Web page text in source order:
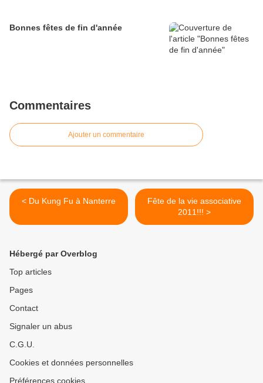
Bonnes fêtes de fin d'année
Commentaires
Ajouter un commentaire
< Du Kung Fu à Nanterre
Fête de la vie associative
2011!!! >
Hébergé par Overblog
Top articles
Pages
Contact
Signaler un abus
C.G.U.
Cookies et données personnelles
Préférences cookies